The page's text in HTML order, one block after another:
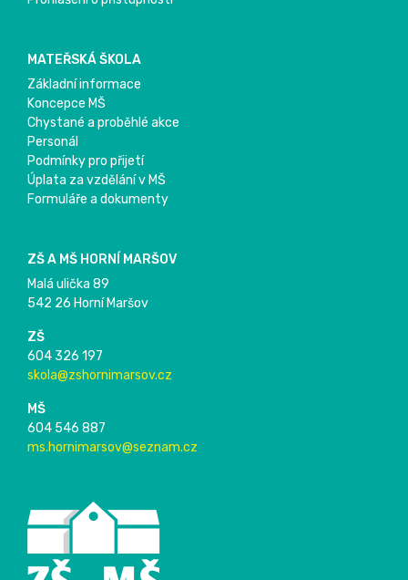
MATEŘSKÁ ŠKOLA
Základní informace
Koncepce MŠ
Chystané a proběhlé akce
Personál
Podmínky pro přijetí
Úplata za vzdělání v MŠ
Formuláře a dokumenty
ZŠ A MŠ HORNÍ MARŠOV
Malá ulička 89
542 26 Horní Maršov
ZŠ
604 326 197
skola@zshornimarsov.cz
MŠ
604 546 887
ms.hornimarsov@seznam.cz